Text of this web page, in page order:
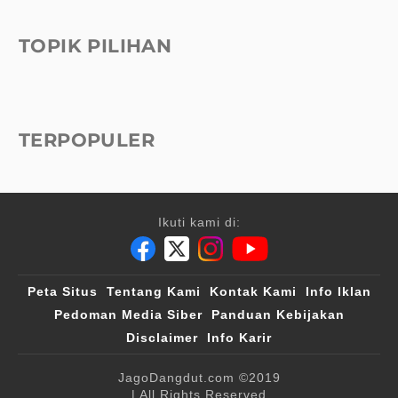
TOPIK PILIHAN
TERPOPULER
Ikuti kami di:
Peta Situs Tentang Kami Kontak Kami
Info Iklan
Pedoman Media Siber
Panduan Kebijakan
Disclaimer
Info Karir
JagoDangdut.com ©2019
| All Rights Reserved